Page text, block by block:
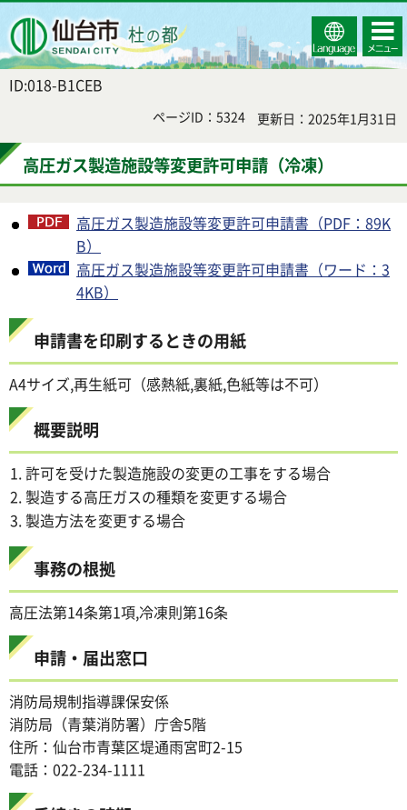
Select
Language
コンテ
ンツメ
ニュー
ID:018-B1CEB
ページID：5324 更新日：2025年1月31日
高圧ガス製造施設等変更許可申請（冷凍）
高圧ガス製造施設等変更許可申請書（PDF：89K
B）
高圧ガス製造施設等変更許可申請書（ワード：3
4KB）
申請書を印刷するときの用紙
A4サイズ,再生紙可（感熱紙,裏紙,色紙等は不可）
概要説明
許可を受けた製造施設の変更の工事をする場合
製造する高圧ガスの種類を変更する場合
製造方法を変更する場合
事務の根拠
高圧法第14条第1項,冷凍則第16条
申請・届出窓口
消防局規制指導課保安係
消防局（青葉消防署）庁舎5階
住所：仙台市青葉区堤通雨宮町2-15
電話：022-234-1111